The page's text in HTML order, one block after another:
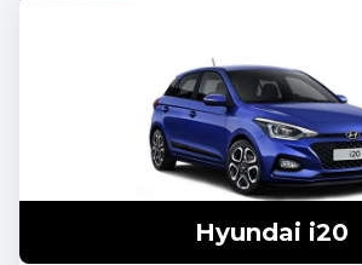
Hyundai i20